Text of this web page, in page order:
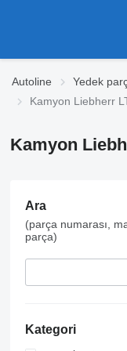
Autoline Yedek
Kamyon Liebherr
Kamyon
Ara
(parça numarası,
parça)
Kategori